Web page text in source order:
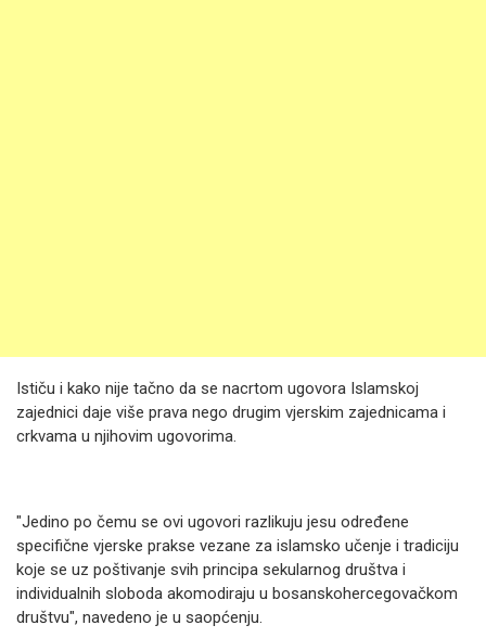
Ističu i kako nije tačno da se nacrtom ugovora Islamskoj
zajednici daje više prava nego drugim vjerskim zajednicama i
crkvama u njihovim ugovorima.
"Jedino po čemu se ovi ugovori razlikuju jesu određene
specifične vjerske prakse vezane za islamsko učenje i tradiciju
koje se uz poštivanje svih principa sekularnog društva i
individualnih sloboda akomodiraju u bosanskohercegovačkom
društvu", navedeno je u saopćenju.